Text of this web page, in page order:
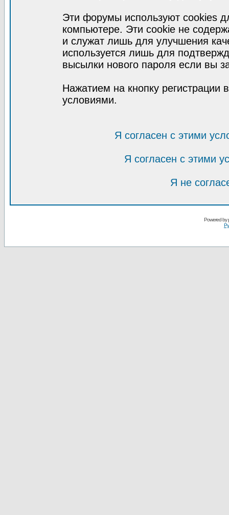
Эти форумы используют cookies
компьютере. Эти cookie не
и служат лишь для улучшения
используется лишь для
высылки нового пароля если вы
Нажатием на кнопку регистрации
условиями.
Я согласен с этими
Я согласен с этими
Я не
Powered by